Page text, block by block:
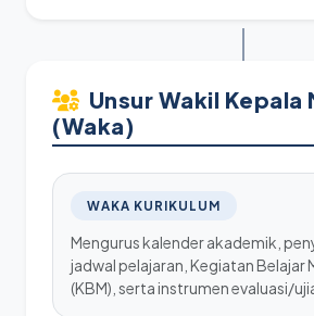
Unsur Wakil Kepala
(Waka)
WAKA KURIKULUM
Mengurus kalender akademik,
jadwal pelajaran, Kegiatan Belajar
(KBM), serta instrumen evaluasi/